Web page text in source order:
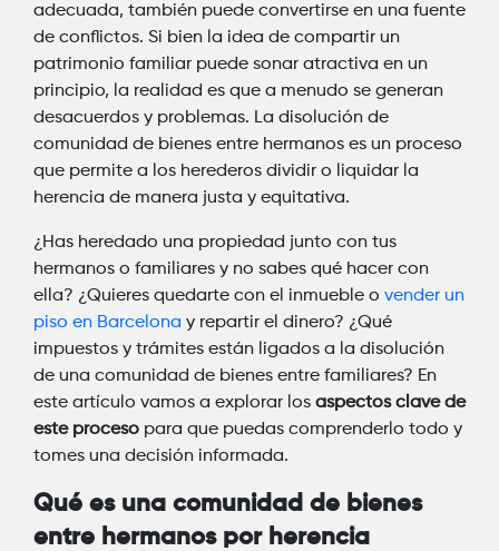
adecuada, también puede convertirse en una fuente
de conflictos. Si bien la idea de compartir un
patrimonio familiar puede sonar atractiva en un
principio, la realidad es que a menudo se generan
desacuerdos y problemas. La disolución de
comunidad de bienes entre hermanos es un proceso
que permite a los herederos dividir o liquidar la
herencia de manera justa y equitativa.
¿Has heredado una propiedad junto con tus
hermanos o familiares y no sabes qué hacer con
ella? ¿Quieres quedarte con el inmueble o vender un
piso en Barcelona y repartir el dinero? ¿Qué
impuestos y trámites están ligados a la disolución
de una comunidad de bienes entre familiares? En
este artículo vamos a explorar los aspectos clave de
este proceso para que puedas comprenderlo todo y
tomes una decisión informada.
Qué es una comunidad de bienes
entre hermanos por herencia